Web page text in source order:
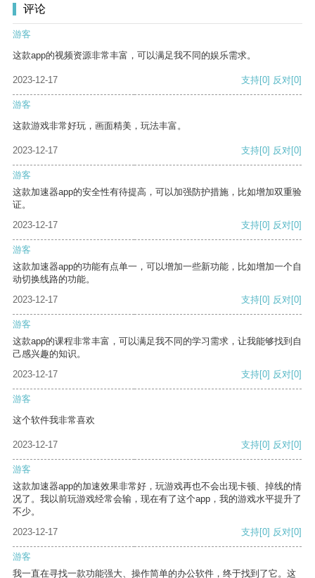
评论
游客
这款app的视频资源非常丰富，可以满足我不同的娱乐需求。
2023-12-17 支持[0] 反对[0]
游客
这款游戏非常好玩，画面精美，玩法丰富。
2023-12-17 支持[0] 反对[0]
游客
这款加速器app的安全性有待提高，可以加强防护措施，比如增加双重验
证。
2023-12-17
支持[0] 反对[0]
游客
这款加速器app的功能有点单一，可以增加一些新功能，比如增加一个自
动切换线路的功能。
2023-12-17
支持[0] 反对[0]
游客
这款app的课程非常丰富，可以满足我不同的学习需求，让我能够找到自
己感兴趣的知识。
2023-12-17
支持[0] 反对[0]
游客
这个软件我非常喜欢
2023-12-17 支持[0] 反对[0]
游客
这款加速器app的加速效果非常好，玩游戏再也不会出现卡顿、掉线的情
况了。我以前玩游戏经常会输，现在有了这个app，我的游戏水平提升了
不少。
2023-12-17
支持[0] 反对[0]
游客
我一直在寻找一款功能强大、操作简单的办公软件，终于找到了它。这